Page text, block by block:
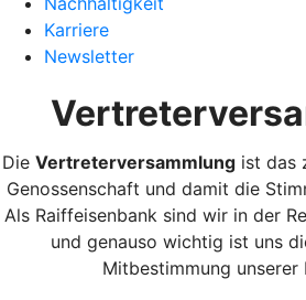
Karriere
Newsletter
Die Vertreterversammlungist das
Genossenschaft und damit die
Als Raiffeisenbank sind wir in der
und genauso wichtig ist uns
Mitbestimmung unserer